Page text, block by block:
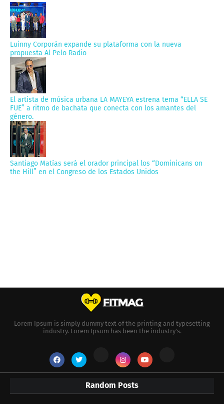
Luinny Corporán expande su plataforma con la nueva
propuesta Al Pelo Radio
El artista de música urbana LA MAYEYA estrena tema “ELLA SE
FUE” a ritmo de bachata que conecta con los amantes del
género.
Santiago Matías será el orador principal los “Dominicans on
the Hill” en el Congreso de los Estados Unidos
Lorem Ipsum is simply dummy text of the printing and typesetting
industry. Lorem Ipsum has been the industry's.
Random Posts